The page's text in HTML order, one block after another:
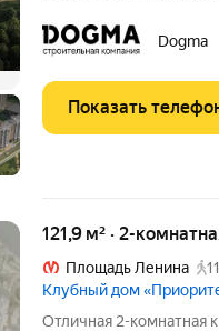
доступной социальной
расположен в
Dogma
Показать
121,9 м² · 2-
Площадь Ленина
Клубный дом
Отличная 2-комнатная